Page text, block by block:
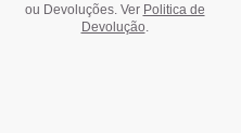
ou Devoluções. Ver Politica de
Devolução.